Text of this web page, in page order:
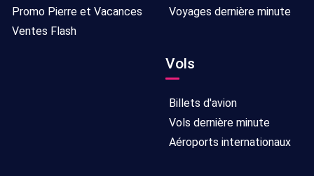
Promo Pierre et Vacances
Ventes Flash
Voyages dernière minute
Vols
Billets d'avion
Vols dernière minute
Aéroports internationaux